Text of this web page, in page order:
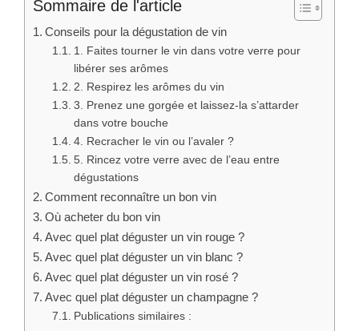
Sommaire de l'article
Conseils pour la dégustation de vin
1. Faites tourner le vin dans votre verre pour
libérer ses arômes
2. Respirez les arômes du vin
3. Prenez une gorgée et laissez-la s’attarder
dans votre bouche
4. Recracher le vin ou l’avaler ?
5. Rincez votre verre avec de l’eau entre
dégustations
Comment reconnaître un bon vin
Où acheter du bon vin
Avec quel plat déguster un vin rouge ?
Avec quel plat déguster un vin blanc ?
Avec quel plat déguster un vin rosé ?
Avec quel plat déguster un champagne ?
Publications similaires :